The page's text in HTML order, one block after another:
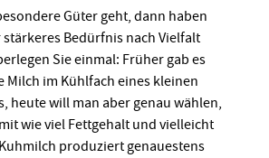
Güter geht, dann haben
Bedürfnis nach Vielfalt
Sie einmal: Früher gab es
Milch im Kühlfach eines kleinen
heute will man aber genau wählen,
wie viel Fettgehalt und vielleicht
produziert genauestens